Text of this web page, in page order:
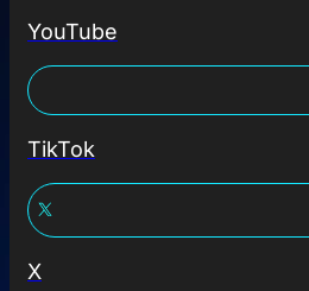
YouTube
TikTok
X